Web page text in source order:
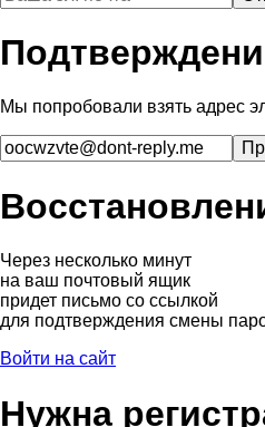
Мы попробовали взять адрес
Через несколько минут
на ваш почтовый ящик
придет письмо со ссылкой
для подтверждения смены
Войти на сайт
Нужна